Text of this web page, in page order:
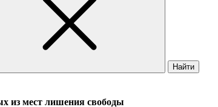
Найти
из мест лишения свободы